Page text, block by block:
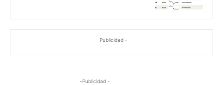
- Publicidad -
-Publicidad -